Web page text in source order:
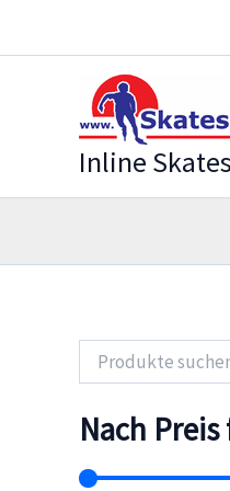
Inline
h
e
n
Nach